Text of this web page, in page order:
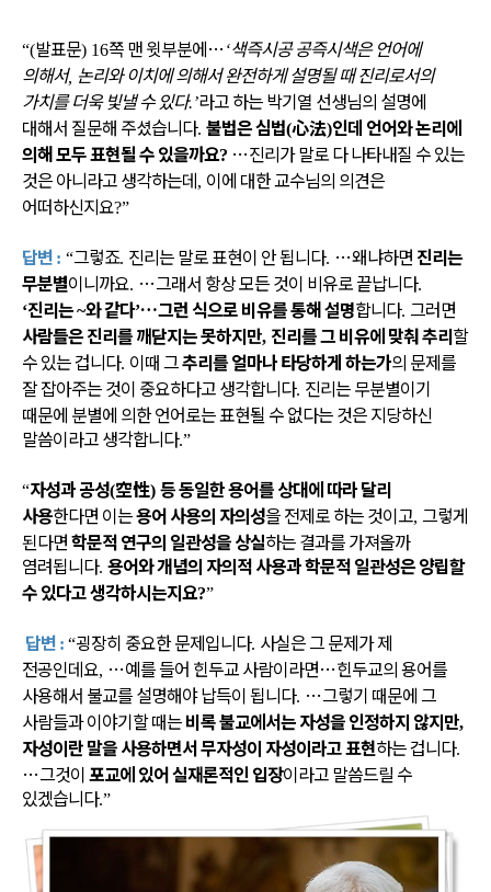
“(발표문) 16쪽 맨 윗부분에… ‘색즉시공 공즉시색은 언어에
의해서, 논리와 이치에 의해서 완전하게 설명될 때 진리로서의
가치를 더욱 빛낼 수 있다.’라고 하는 박기열 선생님의 설명에
대해서 질문해 주셨습니다. 불법은 심법(心法)인데 언어와 논리에
의해 모두 표현될 수 있을까요? …진리가 말로 다 나타내질 수 있는
것은 아니라고 생각하는데, 이에 대한 교수님의 의견은
어떠하신지요?”
답변 : “그렇죠. 진리는 말로 표현이 안 됩니다. …왜냐하면 진리는
무분별이니까요. …그래서 항상 모든 것이 비유로 끝납니다.
‘진리는~와 같다’…그런 식으로 비유를 통해 설명합니다. 그러면
사람들은 진리를 깨닫지는 못하지만, 진리를 그 비유에 맞춰 추리할
수 있는 겁니다. 이때 그추리를 얼마나 타당하게 하는가의 문제를
잘 잡아주는 것이 중요하다고 생각합니다. 진리는 무분별이기
때문에 분별에 의한 언어로는 표현될 수 없다는 것은 지당하신
말씀이라고 생각합니다.”
“자성과 공성(空性) 등 동일한 용어를 상대에 따라 달리
사용한다면 이는용어 사용의 자의성을 전제로 하는 것이고, 그렇게
된다면학문적 연구의 일관성을 상실하는 결과를 가져올까
염려됩니다. 용어와 개념의 자의적 사용과 학문적 일관성은 양립할
수 있다고 생각하시는지요?”
답변 : “굉장히 중요한 문제입니다. 사실은 그 문제가 제
전공인데요, …예를 들어 힌두교 사람이라면…힌두교의 용어를
사용해서 불교를 설명해야 납득이 됩니다. …그렇기 때문에 그
사람들과 이야기할 때는비록 불교에서는 자성을 인정하지 않지만,
자성이란 말을 사용하면서 무자성이 자성이라고 표현하는 겁니다.
…그것이포교에 있어 실재론적인 입장이라고 말씀드릴 수
있겠습니다.”